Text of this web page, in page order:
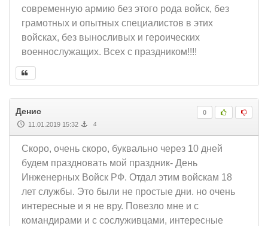
современную армию без этого рода войск, без
грамотных и опытных специалистов в этих
войсках, без выносливых и героических
военнослужащих. Всех с праздником!!!!
0
Денис
11.01.2019 15:32 4
Скоро, очень скоро, буквально через 10 дней
будем праздновать мой праздник- День
Инженерных Войск РФ. Отдал этим войскам 18
лет службы. Это были не простые дни. но очень
интересные и я не вру. Повезло мне и с
командирами и с сослуживцами, интересные